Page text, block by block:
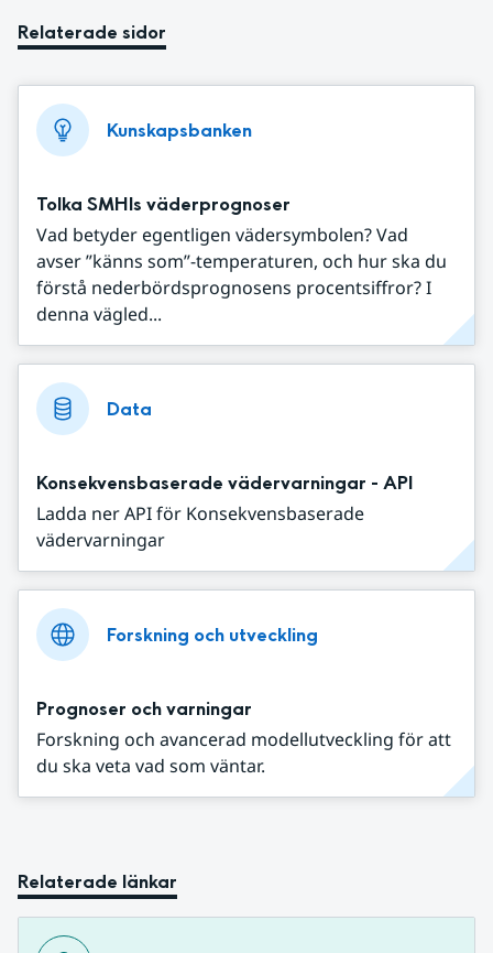
Relaterade sidor
Kunskapsbanken
Tolka SMHIs väderprognoser
Vad betyder egentligen vädersymbolen? Vad
avser ”känns som”-temperaturen, och hur ska du
förstå nederbördsprognosens procentsiffror? I
denna vägled...
Data
Konsekvensbaserade vädervarningar - API
Ladda ner API för Konsekvensbaserade
vädervarningar
Forskning och utveckling
Prognoser och varningar
Forskning och avancerad modellutveckling för att
du ska veta vad som väntar.
Relaterade länkar